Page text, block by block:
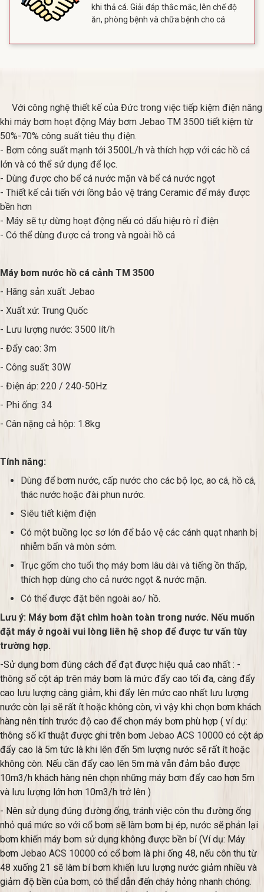
khi thả cá. Giải đáp thắc mắc, lên chế độ
ăn, phòng bệnh và chữa bệnh cho cá
Với công nghệ thiết kế của Đức trong việc tiếp kiệm điện năng
khi máy bơm hoạt động Máy bơm Jebao TM 3500 tiết kiệm từ
50%-70% công suất tiêu thụ điện.
- Bơm công suất mạnh tới 3500L/h và thích hợp với các hồ cá
lớn và có thể sử dụng để lọc.
- Dùng được cho bể cá nước mặn và bể cá nước ngọt
- Thiết kế cải tiến với lồng bảo vệ tráng Ceramic để máy được
bền hơn
- Máy sẽ tự dừng hoạt động nếu có dấu hiệu rò rỉ điện
- Có thể dùng được cả trong và ngoài hồ cá
Máy bơm nước hồ cá cảnh TM 3500
- Hãng sản xuất: Jebao
- Xuất xứ: Trung Quốc
- Lưu lượng nước: 3500 lít/h
- Đẩy cao: 3m
- Công suất: 30W
- Điện áp: 220 / 240-50Hz
- Phi ống: 34
- Cân nặng cả hộp: 1.8kg
Tính năng:
Dùng để bơm nước, cấp nước cho các bộ lọc, ao cá, hồ cá,
thác nước hoặc đài phun nước.
Siêu tiết kiệm điện
Có một buồng lọc sơ lớn để bảo vệ các cánh quạt nhanh bị
nhiễm bẩn và mòn sớm.
Trục gốm cho tuổi thọ máy bơm lâu dài và tiếng ồn thấp,
thích hợp dùng cho cả nước ngọt & nước mặn.
Có thể được đặt bên ngoài ao/ hồ.
Lưu ý: Máy bơm đặt chìm hoàn toàn trong nước. Nếu muốn
đặt máy ở ngoài vui lòng liên hệ shop để được tư vấn tùy
trường hợp.
-Sử dụng bơm đúng cách để đạt được hiệu quả cao nhất : -
thông số cột áp trên máy bơm là mức đẩy cao tối đa, càng đẩy
cao lưu lượng càng giảm, khi đẩy lên mức cao nhất lưu lượng
nước còn lại sẽ rất ít hoặc không còn, vì vậy khi chọn bơm khách
hàng nên tính trước độ cao để chọn máy bơm phù hợp ( ví dụ:
thông số kĩ thuật được ghi trên bơm Jebao ACS 10000 có cột áp
đẩy cao là 5m tức là khi lên đến 5m lượng nước sẽ rất ít hoặc
không còn. Nếu cần đẩy cao lên 5m mà vẫn đảm bảo được
10m3/h khách hàng nên chọn những máy bơm đẩy cao hơn 5m
và lưu lượng lớn hơn 10m3/h trở lên )
- Nên sử dụng đúng đường ống, tránh việc côn thu đường ống
nhỏ quá mức so với cổ bơm sẽ làm bơm bị ép, nước sẽ phản lại
bơm khiến máy bơm sử dụng không được bền bỉ (Ví dụ: Máy
bơm Jebao ACS 10000 có cổ bơm là phi ống 48, nếu côn thu từ
48 xuống 21 sẽ làm bí bơm khiến lưu lượng nước giảm nhiều và
giảm độ bền của bơm, có thể dẫn đến cháy hỏng nhanh chóng.